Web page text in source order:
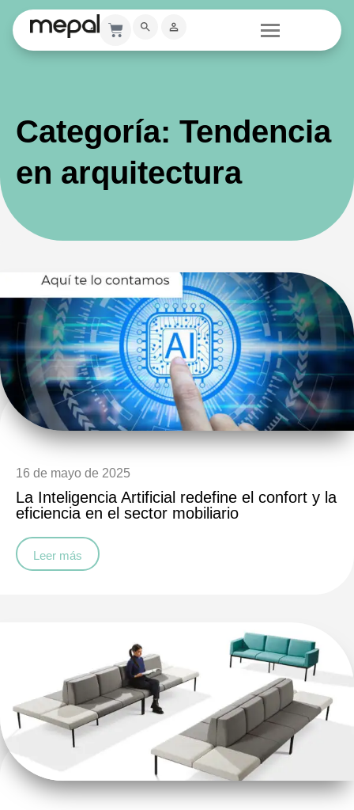
Categoría: Tendencia
en arquitectura
16 de mayo de 2025
La Inteligencia Artificial redefine el confort y la
eficiencia en el sector mobiliario
Leer más